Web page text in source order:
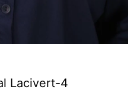
Lacivert-4